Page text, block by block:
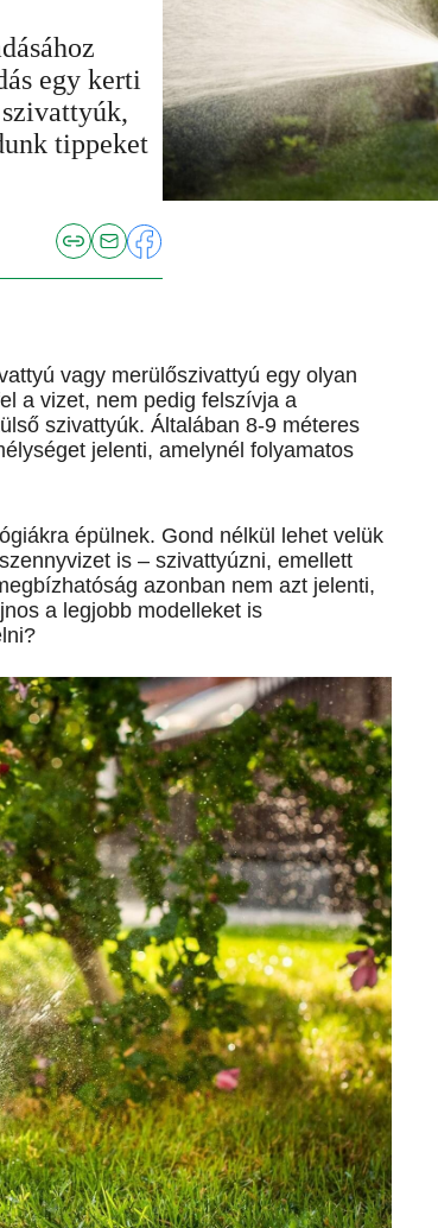
egy kerti
tippeket
vagy merülőszivattyú egy olyan
a vizet, nem pedig felszívja a
szivattyúk. Általában 8-9 méteres
jelenti, amelynél folyamatos
épülnek. Gond nélkül lehet velük
is – szivattyúzni, emellett
azonban nem azt jelenti,
a legjobb modelleket is